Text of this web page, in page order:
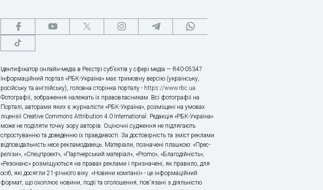
Ідентифікатор онлайн-медіа в Реєстрі суб’єктів у сфері медіа — R40-05347
Інформаційний портал «РБК-Україна» має тримовну версію (українську,
російську та англійську), головна сторінка порталу - https://www.rbc.ua.
Фотографії, зображення належать їх правовласникам. Всі фотографії на
Порталі, авторами яких є журналісти «РБК-Україна», розміщені на умовах
ліцензії Creative Commons Attribution 4.0 International. Редакція «РБК-Україна»
може не поділяти точку зору авторів. Оціночні судження не підлягають
спростуванню та доведенню їх правдивості. За достовірність та зміст реклами
відповідальність несе рекламодавець. Матеріали, позначені плашкою: «Прес-
релізи», «Спецпроект», «Партнерський матеріал», «Promo», «Благодійність»,
«Резонанс» розміщуються на правах реклами і призначені, як правило, для
осіб, які досягли 21-річного віку. «Новини компанії» - це інформаційний
формат, що охоплює новини, події та оголошення, пов'язані з діяльністю